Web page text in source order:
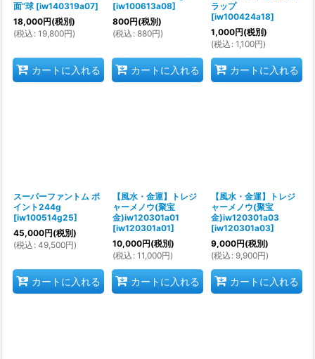
面”球 [iw140319a07]
18,000円(税別)
(税込 : 19,800円)
カートに入れる
[iw100613a08]
800円(税別)
(税込 : 880円)
カートに入れる
ラップ
[iw100424a18]
1,000円(税別)
(税込 : 1,100円)
カートに入れる
スーパーファントム ポ
イント244g
[iw100514g25]
45,000円(税別)
(税込 : 49,500円)
カートに入れる
【風水・金運】トレジ
ャーメノウ(聚宝
金)iw120301a01
[iw120301a01]
10,000円(税別)
(税込 : 11,000円)
カートに入れる
【風水・金運】トレジ
ャーメノウ(聚宝
金)iw120301a03
[iw120301a03]
9,000円(税別)
(税込 : 9,900円)
カートに入れる